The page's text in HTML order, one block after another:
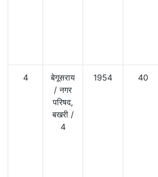
4
बेगूसराय
/नगर
परिषद,
बखरी /
4
1954 40